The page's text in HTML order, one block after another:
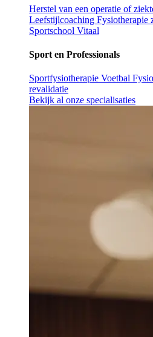
Herstel van een operatie of
Leefstijlcoaching Fysiotherapie
Sportschool Vitaal
Sport en Professionals
Sportfysiotherapie Voetbal
revalidatie
Bekijk al onze specialisaties